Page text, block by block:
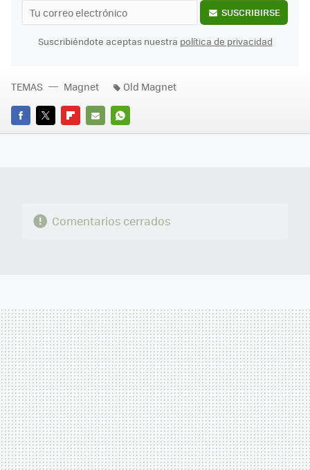
SUSCRIBIRSE
Suscribiéndote aceptas nuestra política de privacidad
FACEBOOK
TWITTERFLIPBOARD
E-
WHATSAPP
TEMAS Magnet Old Magnet
Comentarios cerrados